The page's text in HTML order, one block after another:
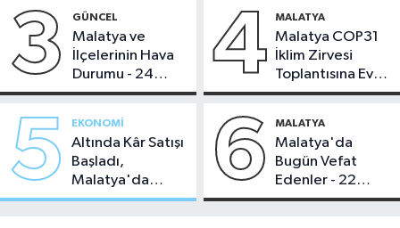
3 GÜNCEL
Malatya ve
İlçelerinin Hava
Durumu - 24
Temmuz 2026
4 MALATYA
Malatya COP31
İklim Zirvesi
Toplantısına Ev
Sahipliği Yaptı
5 EKONOMI
Altında Kâr Satışı
Başladı,
Malatya'da
Makas Ne
6 MALATYA
Malatya'da
Bugün Vefat
Edenler - 22
Temmuz 2026